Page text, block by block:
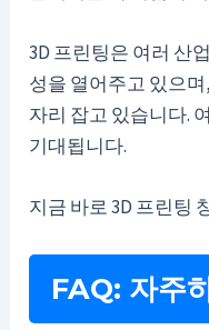
3D 프린팅은 여러 산
성을 열어주고 있으
자리 잡고 있습니다.
기대됩니다.
지금 바로 3D 프린팅
FAQ: 자주